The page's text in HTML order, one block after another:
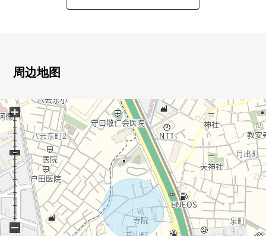
○ 3SLDK+事务所(2楼部分)
周边地图
+
−